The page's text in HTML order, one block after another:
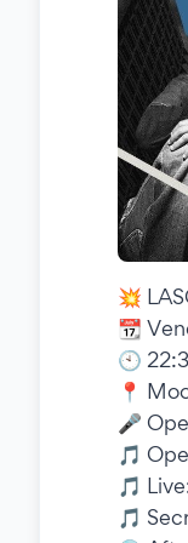
💥
📆
🕙
📍
🎤
🎵
🎵
🎵